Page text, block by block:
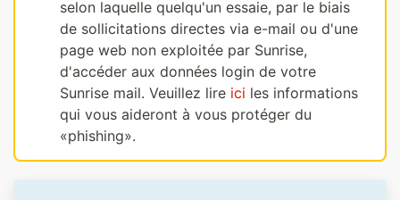
selon laquelle quelqu'un essaie, par le biais
de sollicitations directes via e-mail ou d'une
page web non exploitée par Sunrise,
d'accéder aux données login de votre
Sunrise mail. Veuillez lire ici les informations
qui vous aideront à vous protéger du
«phishing».